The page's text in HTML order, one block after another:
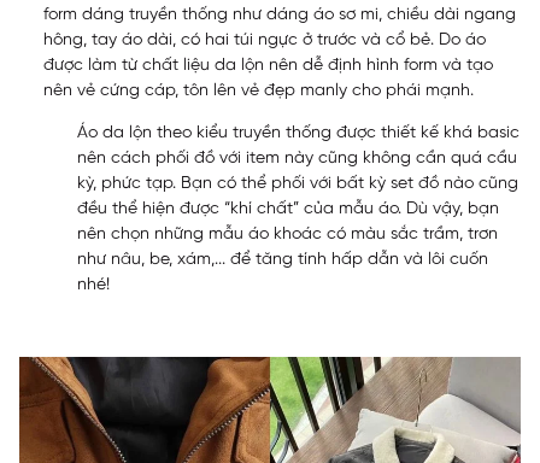
form dáng truyền thống như dáng áo sơ mi, chiều dài ngang
hông, tay áo dài, có hai túi ngực ở trước và cổ bẻ. Do áo
được làm từ chất liệu da lộn nên dễ định hình form và tạo
nên vẻ cứng cáp, tôn lên vẻ đẹp manly cho phái mạnh.
Áo da lộn theo kiểu truyền thống được thiết kế khá basic
nên cách phối đồ với item này cũng không cần quá cầu
kỳ, phức tạp. Bạn có thể phối với bất kỳ set đồ nào cũng
đều thể hiện được “khí chất” của mẫu áo. Dù vậy, bạn
nên chọn những mẫu áo khoác có màu sắc trầm, trơn
như nâu, be, xám,... để tăng tính hấp dẫn và lôi cuốn
nhé!